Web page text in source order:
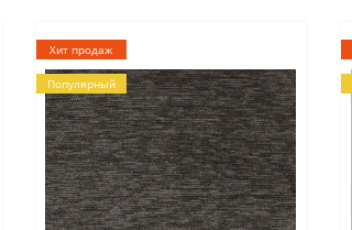
Хит продаж
Популярный